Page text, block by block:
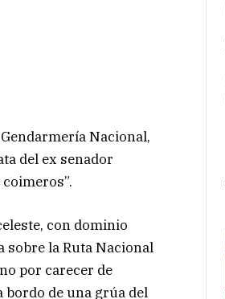
Nacional,
del ex senador
con dominio
sobre la Ruta Nacional
por carecer de
bordo de una grúa del